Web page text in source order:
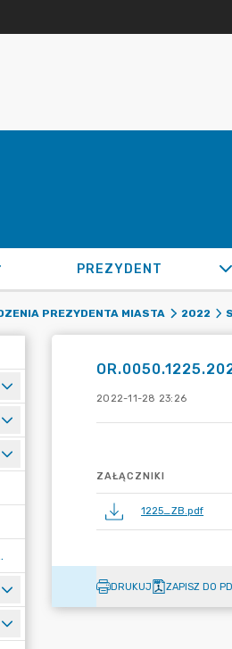
PREZYDENT
PREZYDENTA MIASTA 2022
MIASTA ŻORY
2022-11-28 23:26
ZAŁĄCZNIKI
1225_ZB.pdf
DRUKUJ ZAPISZ DO